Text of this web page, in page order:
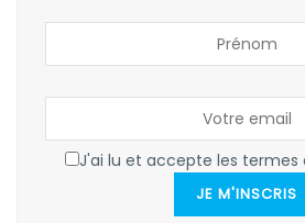
J'ai lu et accepte les termes
JE M'INSCRIS